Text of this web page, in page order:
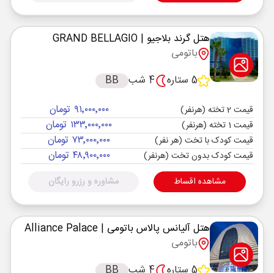
هتل گرند بلاجیو | GRAND BELLAGIO
باتومی
5 ستاره
4 شب BB
قیمت 2 تخته (هرنفر) ۹۱٬۰۰۰٬۰۰۰ تومان
قیمت 1 تخته (هرنفر) ۱۳۳٬۰۰۰٬۰۰۰ تومان
قیمت کودک با تخت (هر نفر) ۷۳٬۰۰۰٬۰۰۰ تومان
قیمت کودک بدون تخت (هرنفر) ۴۸٬۹۰۰٬۰۰۰ تومان
مشاهده اقساط مشاوره و رزرو رایگان
هتل آلیانس پالاس باتومی | Alliance Palace
باتومی